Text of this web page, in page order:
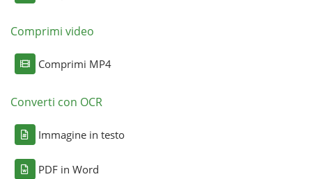
Comprimi video
Comprimi MP4
Converti con OCR
Immagine in testo
PDF in Word